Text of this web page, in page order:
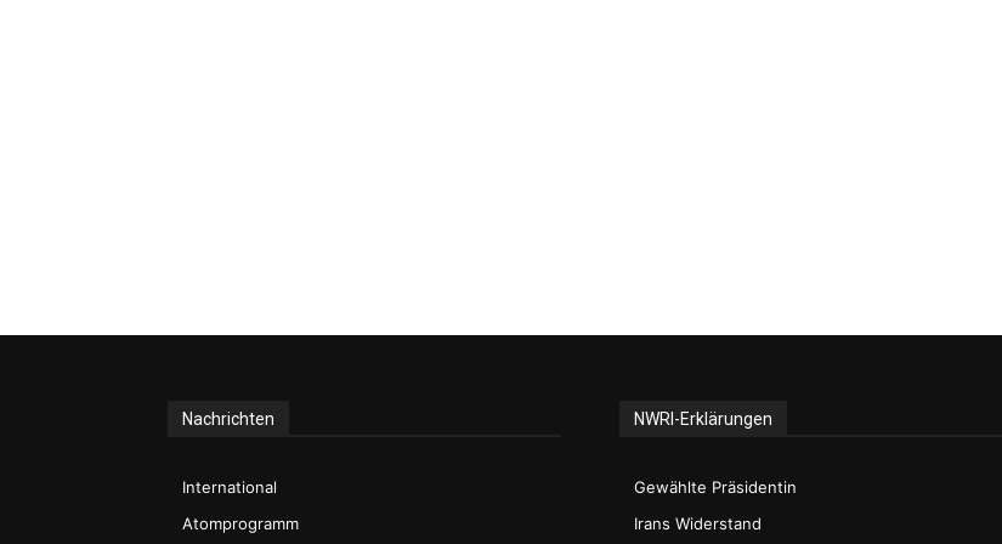
Nachrichten
International
Atomprogramm
NWRI-Erklärungen
Gewählte Präsidentin
Irans Widerstand